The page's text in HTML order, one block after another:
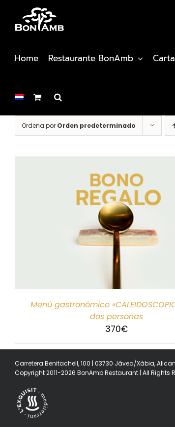
contenido
Home Restaurante BonAmb Carta
Ordena por Orden predeterminado
Menú gastronómico
dos personas
370€
SELECCIONAR IMPORTE
Carretera Benitachell, 100 | 03730 Jávea/Xàbia,
Copyright 2011-2026 BonAmb Restaurant | All Rights